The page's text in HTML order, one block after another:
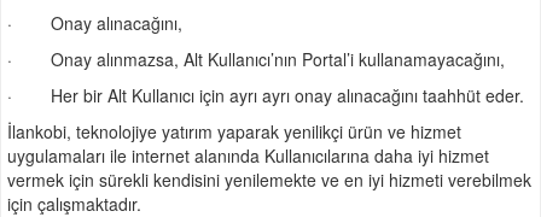
· Onay alınacağını,
· Onay alınmazsa, Alt Kullanıcı’nın Portal’i kullanamayacağını,
· Her bir Alt Kullanıcı için ayrı ayrı onay alınacağını taahhüt eder.
İlankobi, teknolojiye yatırım yaparak yenilikçi ürün ve hizmet
uygulamaları ile internet alanında Kullanıcılarına daha iyi hizmet
vermek için sürekli kendisini yenilemekte ve en iyi hizmeti verebilmek
için çalışmaktadır.